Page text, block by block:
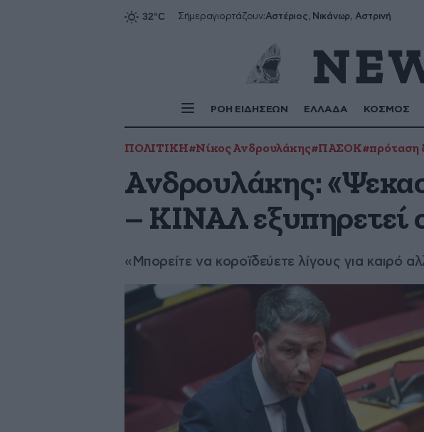
Σήμεραγιορτάζουν:Αστέριος, Νικάνωρ, Αστρινή
ΡΟΗ ΕΙΔΗΣΕΩΝ ΕΛΛΑΔΑ ΚΟΣΜΟΣ
ΠΟΛΙΤΙΚΗ#Νίκος Ανδρουλάκης#ΠΑΣΟΚ#πρόταση
Ανδρουλάκης:
– ΚΙΝΑΛ εξυπηρετεί
«Μπορείτε να κοροϊδεύετε λίγους για καιρό